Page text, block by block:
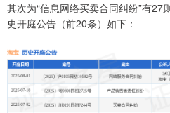
其次为“信息网络买卖合同纠纷”有27
史开庭公告（前20条）如下：